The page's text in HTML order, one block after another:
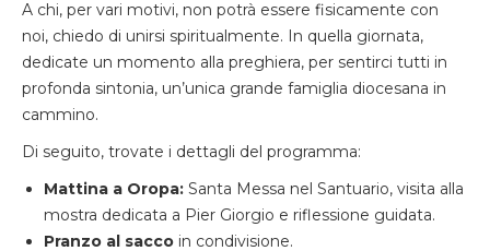
A chi, per vari motivi, non potrà essere fisicamente con
noi, chiedo di unirsi spiritualmente. In quella giornata,
dedicate un momento alla preghiera, per sentirci tutti in
profonda sintonia, un’unica grande famiglia diocesana in
cammino.
Di seguito, trovate i dettagli del programma:
Mattina a Oropa: Santa Messa nel Santuario, visita alla
mostra dedicata a Pier Giorgio e riflessione guidata.
Pranzo al sacco in condivisione.